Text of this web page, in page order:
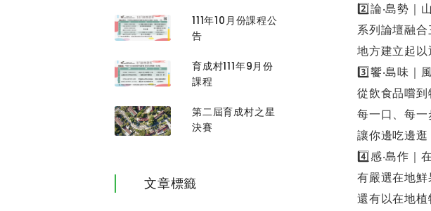
111年10月份課程公
告
育成村111年9月份
課程
第二屆育成村之星
決賽
文章標籤
2️⃣論‧島勢｜
系列論壇融
地方建立起
3️⃣饗‧島味｜
從飲食品嚐到
每一口、每一
讓你邊吃邊逛
4️⃣感‧島作｜
有嚴選在地
還有以在地